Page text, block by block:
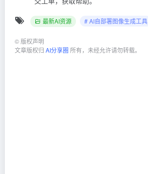
最新AI资源 # AI自部署图像生成工具
© 版权声明
文章版权归 AI分享圈 所有，未经允许请勿转载。